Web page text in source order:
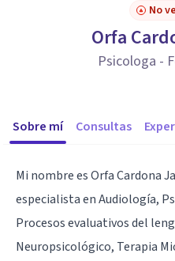
No
Orfa
Psicologa -
Sobre mí Consultas
Mi nombre es Orfa Cardona
especialista en Audiología,
Procesos evaluativos del
Neuropsicológico, Terapia